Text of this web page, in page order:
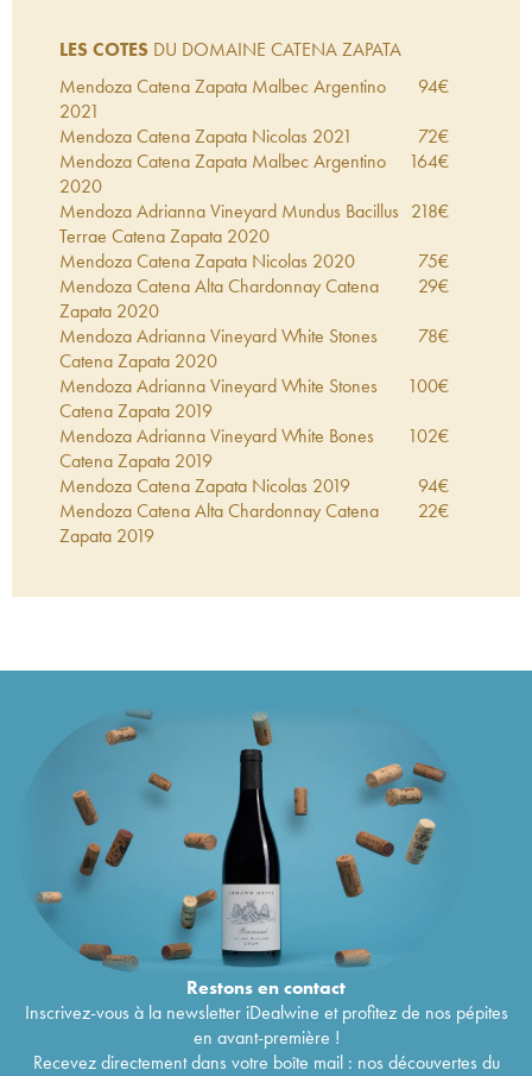
LES COTES DU DOMAINE CATENA ZAPATA
Mendoza Catena Zapata Malbec Argentino
2021
94€
Mendoza Catena Zapata Nicolas 2021 72€
Mendoza Catena Zapata Malbec Argentino
2020
164€
Mendoza Adrianna Vineyard Mundus Bacillus
Terrae Catena Zapata 2020
218€
Mendoza Catena Zapata Nicolas 2020 75€
Mendoza Catena Alta Chardonnay Catena
Zapata 2020
29€
Mendoza Adrianna Vineyard White Stones
Catena Zapata 2020
78€
Mendoza Adrianna Vineyard White Stones
Catena Zapata 2019
100€
Mendoza Adrianna Vineyard White Bones
Catena Zapata 2019
102€
Mendoza Catena Zapata Nicolas 2019 94€
Mendoza Catena Alta Chardonnay Catena
Zapata 2019
22€
Mendoza Catena Alta Chardonnay Catena
Mendoza Adrianna Vineyard White Stones
Catena Zapata
75€
Mendoza Catena Zapata Nicolas
82
Mendoza Catena Zapata Malbec Alta2016 47
Mendoza Malbec Nicasia Vineyard Catena
Zapata
Mendoza Adrianna Vineyard Mundus Bacillus
Terrae Catena Zapata
2016
Mendoza Adrianna Vineyard White Bones
Catena Zapata 2015
Mendoza Catena Zapata Nicolas2015
Mendoza Adrianna Vineyard White Bones
138€
Restons encontact
Inscrivez-vous à la newsletter iDealwine et profitez de nos pépites
en avant-première !
Recevez directement dans votre boîte mail : nos découvertes du